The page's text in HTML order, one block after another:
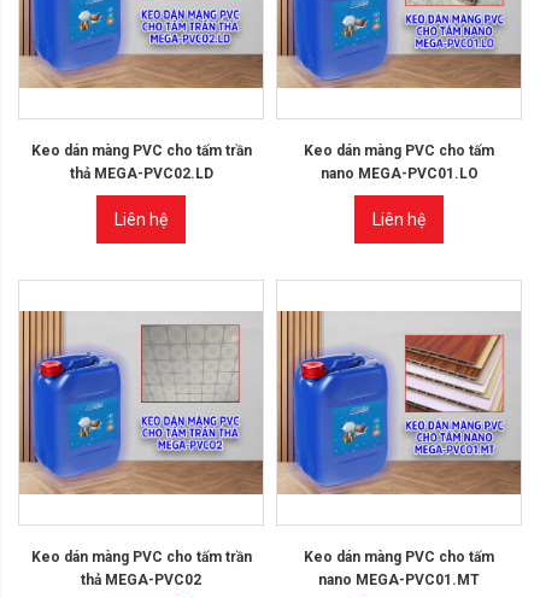
Keo dán màng PVC cho tấm trần
thả MEGA-PVC02.LD
Liên hệ
Keo dán màng PVC cho tấm
nano MEGA-PVC01.LO
Liên hệ
Keo dán màng PVC cho tấm trần
thả MEGA-PVC02
Keo dán màng PVC cho tấm
nano MEGA-PVC01.MT